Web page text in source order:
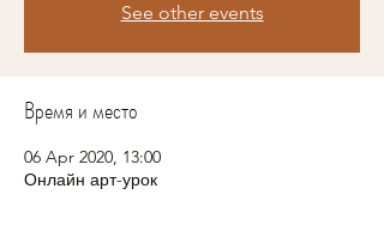
See other events
Время и место
06 Apr 2020, 13:00
Онлайн арт-урок